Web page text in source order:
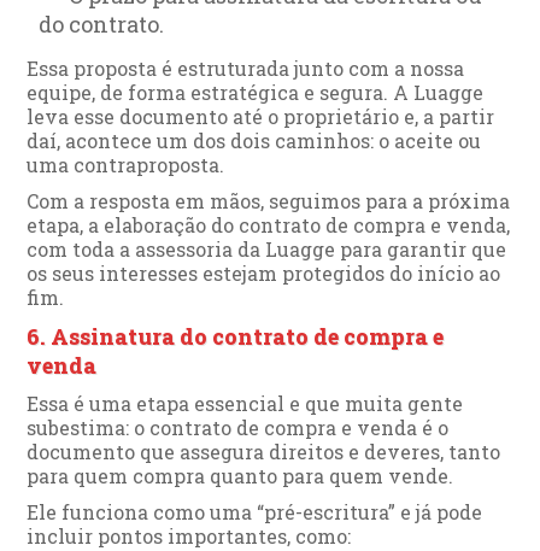
do contrato.
Essa proposta é estruturada junto com a nossa
equipe, de forma estratégica e segura. A Luagge
leva esse documento até o proprietário e, a partir
daí, acontece um dos dois caminhos: o aceite ou
uma contraproposta.
Com a resposta em mãos, seguimos para a próxima
etapa, a elaboração do contrato de compra e venda,
com toda a assessoria da Luagge para garantir que
os seus interesses estejam protegidos do início ao
fim.
6. Assinatura do contrato de compra e
venda
Essa é uma etapa essencial e que muita gente
subestima: o contrato de compra e venda é o
documento que assegura direitos e deveres, tanto
para quem compra quanto para quem vende.
Ele funciona como uma “pré-escritura” e já pode
incluir pontos importantes, como: